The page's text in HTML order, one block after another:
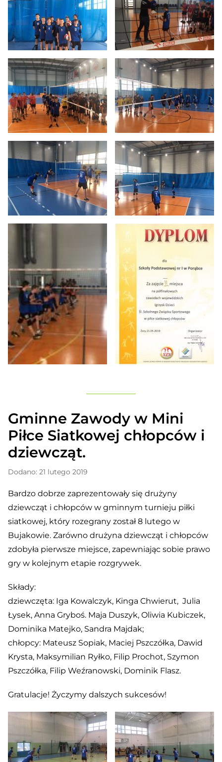
Gminne Zawody w Mini
Piłce Siatkowej chłopców i
dziewcząt.
Dodano: 21 lutego 2019
Bardzo dobrze zaprezentowały się drużyny
dziewcząt i chłopców w gminnym turnieju piłki
siatkowej, który rozegrany został 8 lutego w
Bujakowie. Zarówno drużyna dziewcząt i chłopców
zdobyła pierwsze miejsce, zapewniając sobie prawo
gry w kolejnym etapie rozgrywek.
Składy:
dziewczęta: Iga Kowalczyk, Kinga Chwierut, Julia
Łysek, Anna Gryboś. Maja Duszyk, Oliwia Kubiczek,
Dominika Matejko, Sandra Majdak;
chłopcy: Mateusz Sopiak, Maciej Pszczółka, Dawid
Krysta, Maksymilian Ryłko, Filip Prochot, Szymon
Pszczółka, Filip Weźranowski, Dominik Flasz.
Gratulacje! Życzymy dalszych sukcesów!